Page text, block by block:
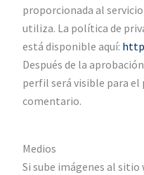
proporcionada al
utiliza. La política de
está disponible aquí:
Después de la
perfil será visible para el
comentario.
Medios
Si sube imágenes al